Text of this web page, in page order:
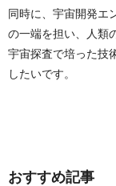
同時に、宇宙開発エ
の一端を担い、人類
宇宙探査で培った技
したいです。
おすすめ記事